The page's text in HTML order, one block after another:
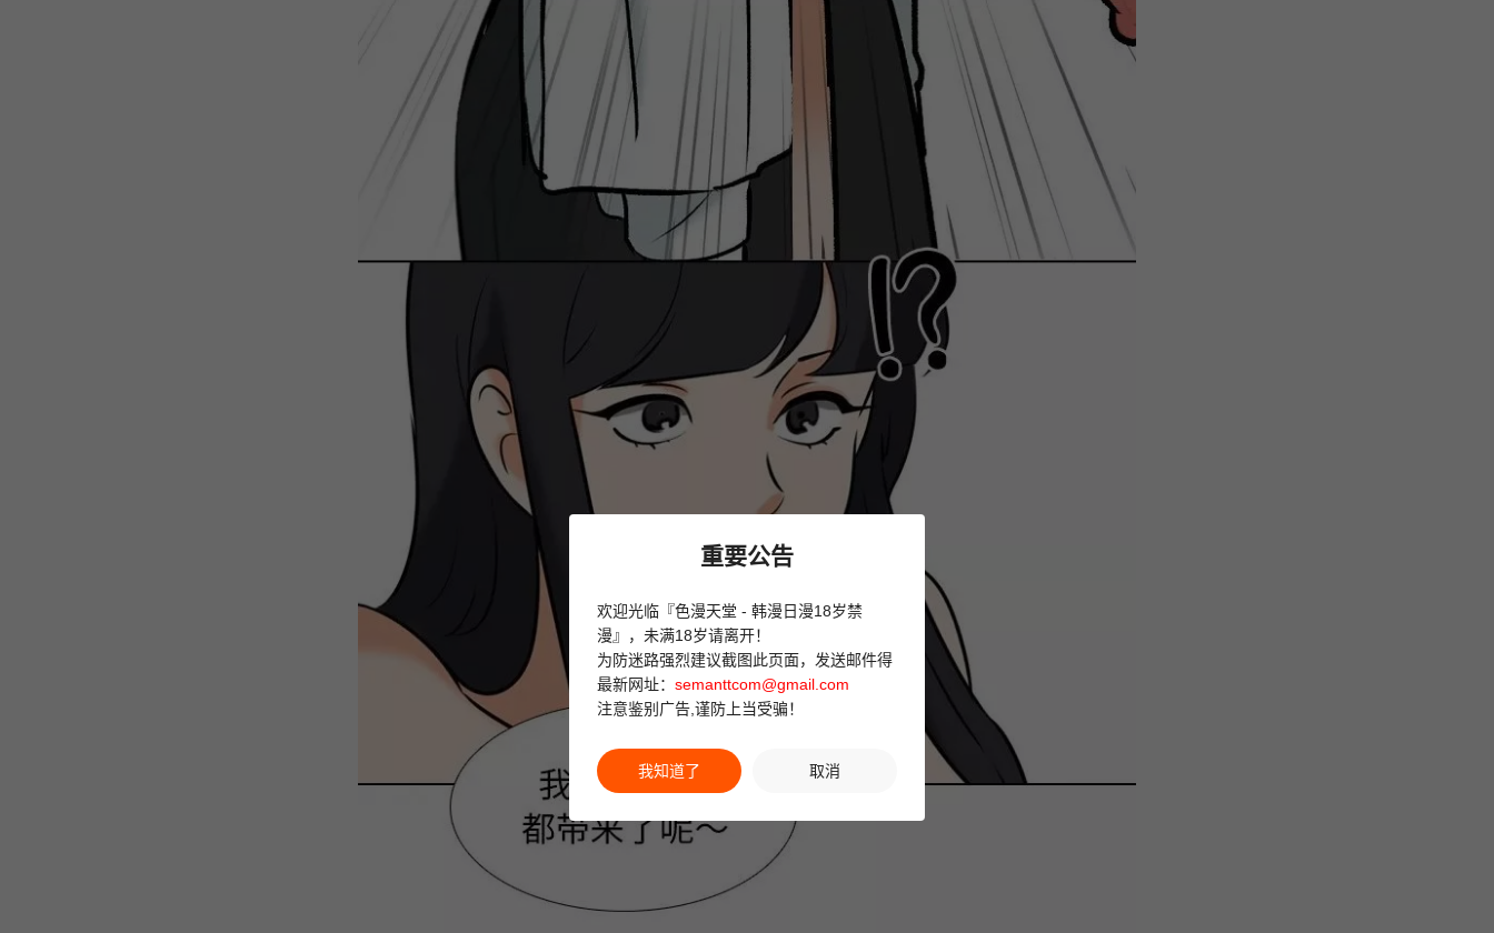
重要公告
欢迎光临『色漫天堂 - 韩漫日漫18岁禁
漫』，未满18岁请离开！
为防迷路强烈建议截图此页面，发送邮件得
最新网址： semanttcom@gmail.com
注意鉴别广告,谨防上当受骗！
我知道了 取消